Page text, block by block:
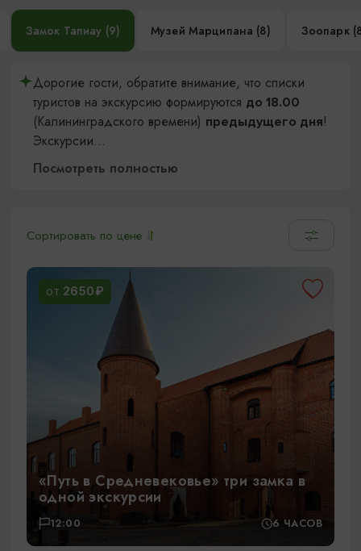
Замок Тапиау (9) Музей Марципана (8) Зоопарк
Дорогие гости, обратите внимание, что списки
туристов на экскурсию формируются до 18.00
(Калининградского времени) предыдущего дня!
Экскурсии...
Посмотреть полностью
Сортировать по цене
ОТ 2650₽
«Путь в Средневековье» три замка в
одной экскурсии
12:00 6 ЧАСОВ